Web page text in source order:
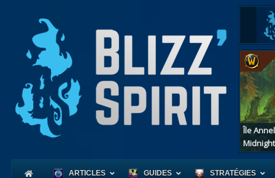
Île
Midnight
ARTICLES GUIDES STRATÉGIES